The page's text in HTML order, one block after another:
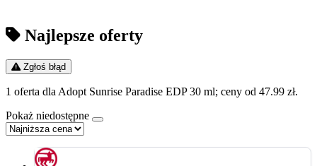
Najlepsze oferty
Zgłoś błąd
1 oferta dla Adopt Sunrise Paradise EDP 30 ml; ceny od 47.99 zł.
Pokaż niedostępne